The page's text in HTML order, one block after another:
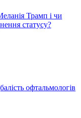
Трамп і чи
статусу?
офтальмологів